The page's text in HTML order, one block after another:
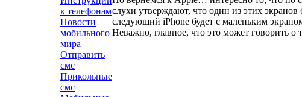
к телефонам
Новости
мобильного
мира
Отправить
смс
Прикольные
смс
слухи утверждают, что один из этих
следующий iPhone будет с маленьким
Неважно, главное, что это может говорить о